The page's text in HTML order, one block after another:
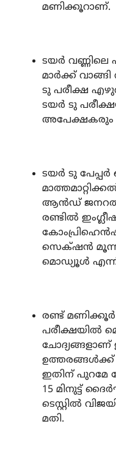
മണിക്കൂറാണ്.
ടയർ വണ്ണിലെ
മാർക്ക്
ടു പരീക്ഷ
ടയർ ടു
ടയർ ടു
ആൻഡ് ജനറൽ
രണ്ടിൽ
സെക്‌ഷൻ
മൊഡ്യൂൾ
രണ്ട്
പരീക്ഷയിൽ
ചോദ്യങ്ങളാണ്
ഉത്തരങ്ങൾക്ക്
ഇതിന് പുറമേ
15 മിനുട്ട്
ടെസ്റ്റിൽ
മതി.